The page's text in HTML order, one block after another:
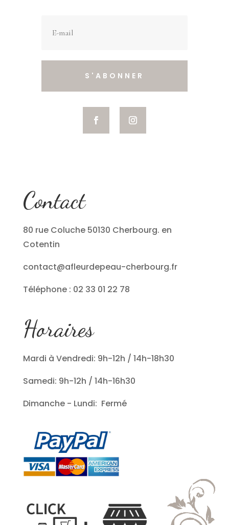
S'ABONNER
Contact
80 rue Coluche 50130 Cherbourg. en
Cotentin
contact@afleurdepeau-cherbourg.fr
Téléphone : 02 33 01 22 78
Horaires
Mardi à Vendredi: 9h-12h / 14h-18h30
Samedi: 9h-12h / 14h-16h30
Dimanche - Lundi: Fermé